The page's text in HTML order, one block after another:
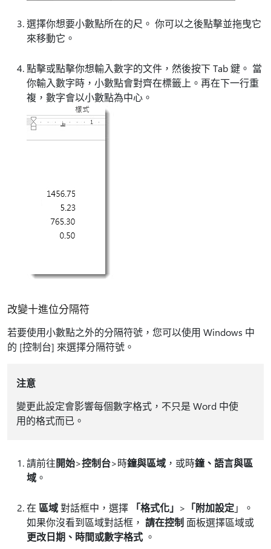
選擇你想要小數點所在的尺。 你可以之後點擊並拖曳它
來移動它。
點擊或點擊你想輸入數字的文件，然後按下 Tab 鍵。 當
你輸入數字時，小數點會對齊在標籤上。再在下一行重
複，數字會以小數點為中心。
改變十進位分隔符
若要使用小數點之外的分隔符號，您可以使用 Windows 中
的 [控制台] 來選擇分隔符號。
注意
變更此設定會影響每個數字格式，不只是 Word 中使
用的格式而已。
請前往開始>控制台>時鐘與區域 ，或時鐘、語言與區
域 。
在 區域對話框中，選擇 「格式化」 > 「附加設定」。
如果你沒看到區域對話框， 請在控制 面板選擇區域或
更改日期、時間或數字格式 。